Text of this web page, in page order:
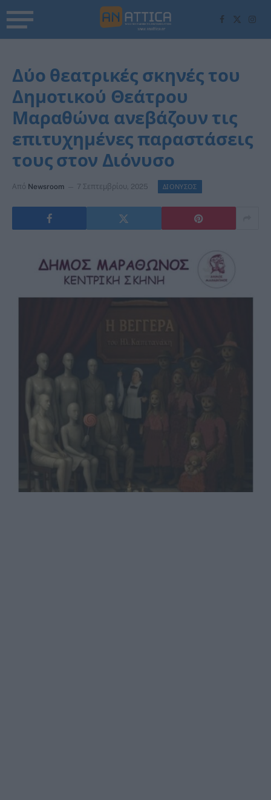
Facebook
X
(Twitter)
Δύο θεατρικές σκηνές του
Δημοτικού Θεάτρου
Μαραθώνα ανεβάζουν τις
επιτυχημένες παραστάσεις
τους στον Διόνυσο
Από Newsroom 7 Σεπτεμβρίου, 2025 ΔΙΟΝΥΣΟΣ